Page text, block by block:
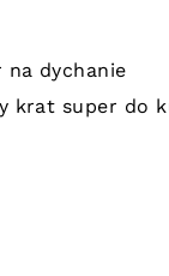
na dychanie
krat super do